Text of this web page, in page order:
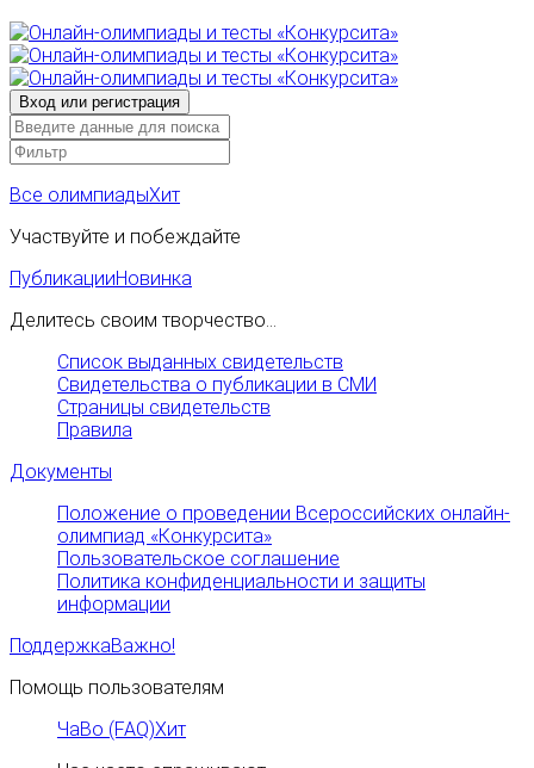
Все олимпиадыХит
Участвуйте и побеждайте
ПубликацииНовинка
Делитесь своим творчество...
Список выданных свидетельств
Свидетельства о публикации в СМИ
Страницы свидетельств
Правила
Документы
Положение о проведении Всероссийских онлайн-
олимпиад «Конкурсита»
Пользовательское соглашение
Политика конфиденциальности и защиты
информации
ПоддержкаВажно!
Помощь пользователям
ЧаВо (FAQ)Хит